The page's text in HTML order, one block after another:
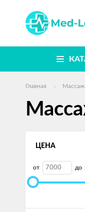
Главная Массаж
ЦЕНА
от до